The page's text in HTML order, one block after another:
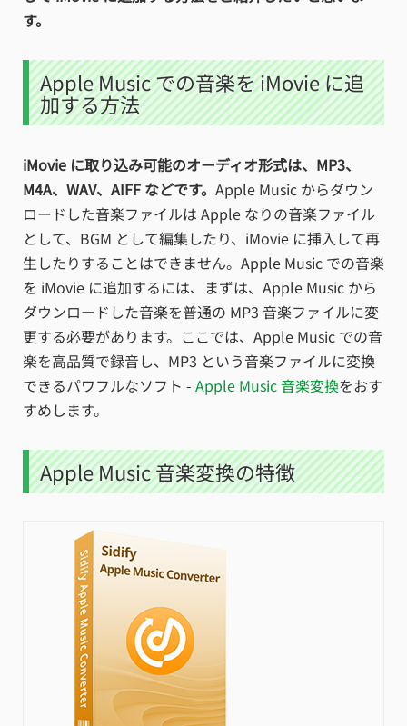
す。
Apple Music での音楽を iMovie に追
加する方法
iMovie に取り込み可能のオーディオ形式は、MP3、
M4A、WAV、AIFF などです。 Apple Music からダウン
ロードした音楽ファイルは Apple なりの音楽ファイル
として、BGM として編集したり、iMovie に挿入して再
生したりすることはできません。Apple Music での音楽
を iMovie に追加するには、まずは、Apple Music から
ダウンロードした音楽を普通の MP3 音楽ファイルに変
更する必要があります。ここでは、Apple Music での音
楽を高品質で録音し、MP3 という音楽ファイルに変換
できるパワフルなソフト - Apple Music 音楽変換をおす
すめします。
Apple Music 音楽変換の特徴